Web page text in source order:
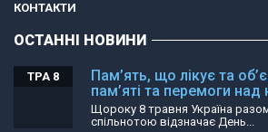
КОНТАКТИ
ОСТАННІ НОВИНИ
Пам’ять, що лікує та
пам’яті та перемоги
ТРА 8
Щороку 8 травня Україна
спільнотою відзначає День...